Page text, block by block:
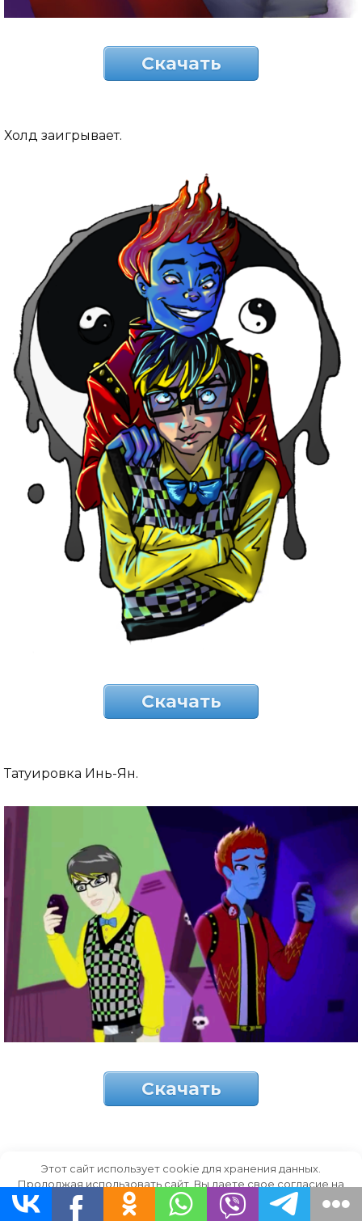
Скачать
Холд заигрывает.
Скачать
Татуировка Инь-Ян.
Скачать
Две стороны.
Этот сайт использует cookie для хранения данных.
Продолжая использовать сайт, Вы даете свое согласие на
работу с этими файлами.
OK